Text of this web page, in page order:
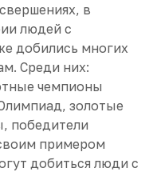
в
людей с
добились многих
Среди них:
чемпионы
золотые
победители
примером
добиться люди с